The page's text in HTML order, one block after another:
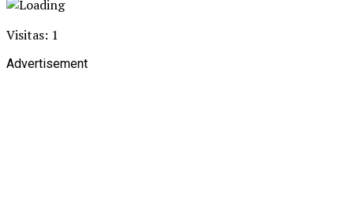
Visitas: 1
Advertisement